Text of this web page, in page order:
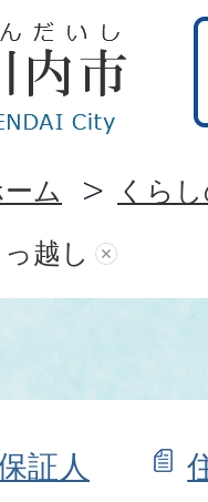
ム くら
越し
証人